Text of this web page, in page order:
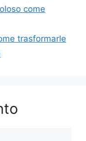
come
trasformarle